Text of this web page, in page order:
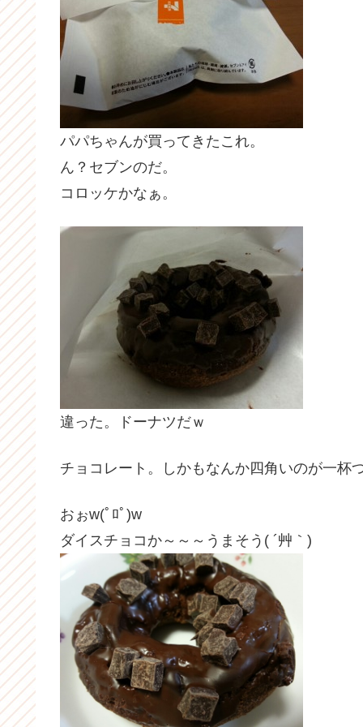
パパちゃんが買ってきたこれ。
ん？セブンのだ。
コロッケかなぁ。
違った。ドーナツだｗ
チョコレート。しかもなんか四角いのが一杯
おぉw(ﾟﾛﾟ)w
ダイスチョコか～～～うまそう( ´艸｀)